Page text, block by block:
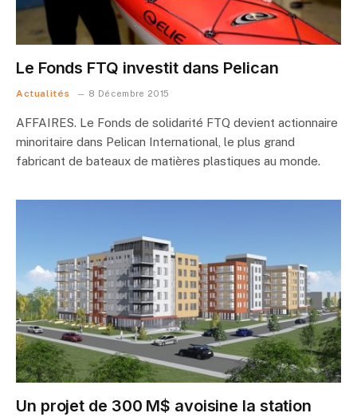
Le Fonds FTQ investit dans Pelican
Actualités 8 Décembre 2015
AFFAIRES. Le Fonds de solidarité FTQ devient actionnaire
minoritaire dans Pelican International, le plus grand
fabricant de bateaux de matières plastiques au monde.
Un projet de 300 M$ avoisine la station